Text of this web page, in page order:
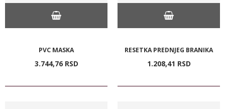
PVC MASKA
3.744,76 RSD
RESETKA PREDNJEG BRANIKA
1.208,41 RSD